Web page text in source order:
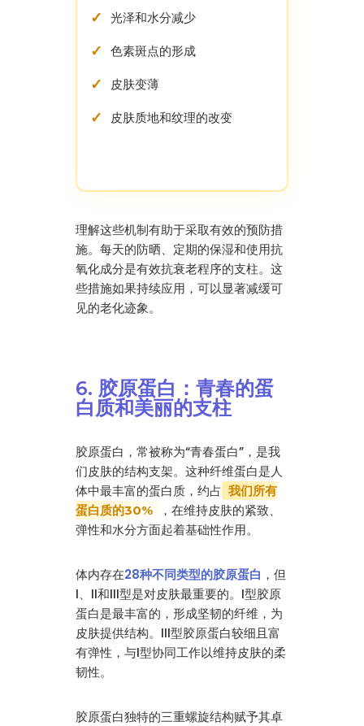
光泽和水分减少
色素斑点的形成
皮肤变薄
皮肤质地和纹理的改变
理解这些机制有助于采取有效的预防措
施。每天的防晒、定期的保湿和使用抗
氧化成分是有效抗衰老程序的支柱。这
些措施如果持续应用，可以显著减缓可
见的老化迹象。
6. 胶原蛋白：青春的蛋
白质和美丽的支柱
胶原蛋白，常被称为“青春蛋白”，是我
们皮肤的结构支架。这种纤维蛋白是人
体中最丰富的蛋白质，约占 我们所有
蛋白质的30%
，在维持皮肤的紧致、
弹性和水分方面起着基础性作用。
体内存在28种不同类型的胶原蛋白 ，但
I、II和III型是对皮肤最重要的。I型胶原
蛋白是最丰富的，形成坚韧的纤维，为
皮肤提供结构。III型胶原蛋白较细且富
有弹性，与I型协同工作以维持皮肤的柔
韧性。
胶原蛋白独特的三重螺旋结构赋予其卓